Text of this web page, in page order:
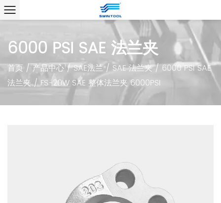
6000 PSI SAE 法兰夹
首页 /产品中心/SAE法兰/ SAE 法兰夹/6000 PSI SAE
法兰夹/FS-20W SAE 整体法兰夹 6000PSI